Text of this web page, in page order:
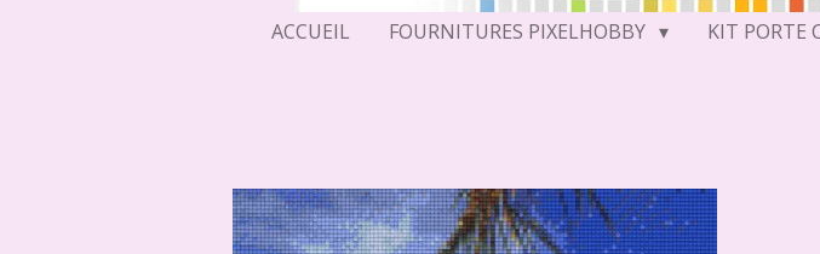
ACCUEIL FOURNITURES PIXELHOBBY KIT PORTE